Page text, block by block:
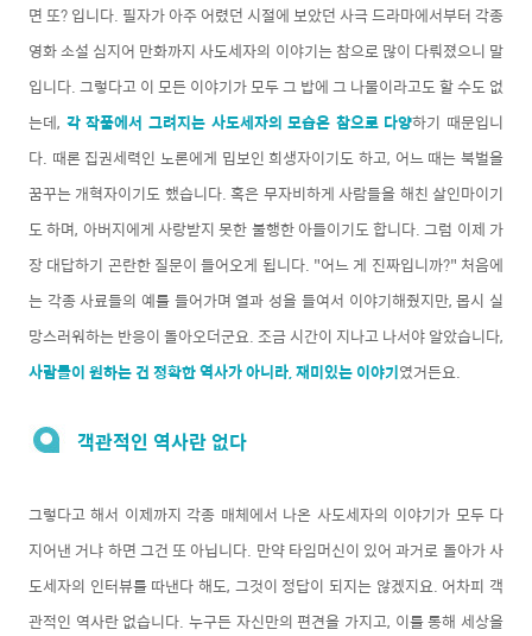
면 또? 입니다. 필자가 아주 어렸던 시절에 보았던 사극 드라마에서부터 각종
영화 소설 심지어 만화까지 사도세자의 이야기는 참으로 많이 다뤄졌으니 말
입니다. 그렇다고 이 모든 이야기가 모두 그 밥에 그 나물이라고도 할 수도 없
는데, 각 작품에서 그려지는 사도세자의 모습은 참으로 다양하기 때문입니
다. 때론 집권세력인 노론에게 밉보인 희생자이기도 하고, 어느 때는 북벌을
꿈꾸는 개혁자이기도 했습니다. 혹은 무자비하게 사람들을 해친 살인마이기
도 하며, 아버지에게 사랑받지 못한 불행한 아들이기도 합니다. 그럼 이제 가
장 대답하기 곤란한 질문이 들어오게 됩니다. "어느 게 진짜입니까?" 처음에
는 각종 사료들의 예를 들어가며 열과 성을 들여서 이야기해줬지만, 몹시 실
망스러워하는 반응이 돌아오더군요. 조금 시간이 지나고 나서야 알았습니다,
사람들이 원하는 건 정확한 역사가 아니라, 재미있는 이야기였거든요.
객관적인 역사란 없다
그렇다고 해서 이제까지 각종 매체에서 나온 사도세자의 이야기가 모두 다
지어낸 거냐 하면 그건 또 아닙니다. 만약 타임머신이 있어 과거로 돌아가 사
도세자의 인터뷰를 따낸다 해도, 그것이 정답이 되지는 않겠지요. 어차피 객
관적인 역사란 없습니다. 누구든 자신만의 편견을 가지고, 이를 통해 세상을